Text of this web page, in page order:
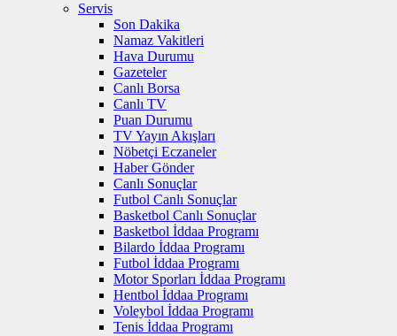
Servis
Son Dakika
Namaz Vakitleri
Hava Durumu
Gazeteler
Canlı Borsa
Canlı TV
Puan Durumu
TV Yayın Akışları
Nöbetçi Eczaneler
Haber Gönder
Canlı Sonuçlar
Futbol Canlı Sonuçlar
Basketbol Canlı Sonuçlar
Basketbol İddaa Programı
Bilardo İddaa Programı
Futbol İddaa Programı
Motor Sporları İddaa Programı
Hentbol İddaa Programı
Voleybol İddaa Programı
Tenis İddaa Programı